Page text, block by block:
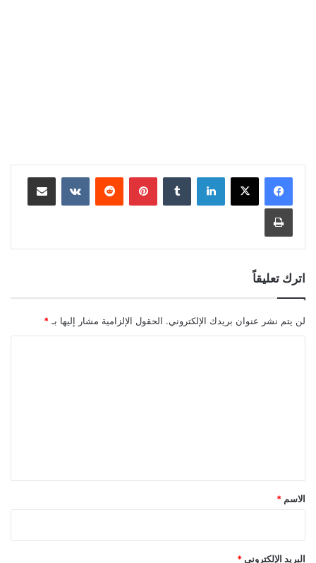
لينكدإن بينتيريست مشاركة عبر البريد
طباعة
اترك تعليقاً
لن يتم نشر عنوان بريدك الإلكتروني. الحقول الإلزامية مشار إليها بـ *
*
الاسم *
البريد الإلكتروني *